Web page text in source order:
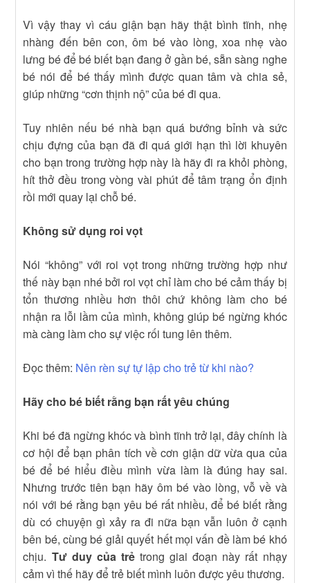
Vì vậy thay vì cáu giận bạn hãy thật bình tĩnh, nhẹ
nhàng đến bên con, ôm bé vào lòng, xoa nhẹ vào
lưng bé để bé biết bạn đang ở gần bé, sẵn sàng nghe
bé nói để bé thấy mình được quan tâm và chia sẻ,
giúp những “cơn thịnh nộ” của bé đi qua.
Tuy nhiên nếu bé nhà bạn quá bướng bỉnh và sức
chịu đựng của bạn đã đi quá giới hạn thì lời khuyên
cho bạn trong trường hợp này là hãy đi ra khỏi phòng,
hít thở đều trong vòng vài phút để tâm trạng ổn định
rồi mới quay lại chỗ bé.
Không sử dụng roi vọt
Nói “không” với roi vọt trong những trường hợp như
thế này bạn nhé bởi roi vọt chỉ làm cho bé cảm thấy bị
tổn thương nhiều hơn thôi chứ không làm cho bé
nhận ra lỗi lầm của mình, không giúp bé ngừng khóc
mà càng làm cho sự việc rối tung lên thêm.
Đọc thêm: Nên rèn sự tự lập cho trẻ từ khi nào?
Hãy cho bé biết rằng bạn rất yêu chúng
Khi bé đã ngừng khóc và bình tĩnh trở lại, đây chính là
cơ hội để bạn phân tích về cơn giận dữ vừa qua của
bé để bé hiểu điều mình vừa làm là đúng hay sai.
Nhưng trước tiên bạn hãy ôm bé vào lòng, vỗ về và
nói với bé rằng bạn yêu bé rất nhiều, để bé biết rằng
dù có chuyện gì xảy ra đi nữa bạn vẫn luôn ở cạnh
bên bé, cùng bé giải quyết hết mọi vấn đề làm bé khó
chịu. Tư duy của trẻtrong giai đoạn này rất nhạy
cảm vì thế hãy để trẻ biết mình luôn được yêu thương.